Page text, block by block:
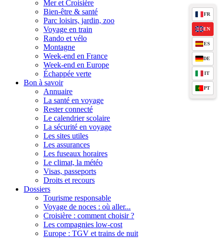
Mer et Croisière
Bien-être & santé
Parc loisirs, jardin, zoo
Voyage en train
Rando et vélo
Montagne
Week-end en France
Week-end en Europe
Échappée verte
Bon à savoir
Annuaire
La santé en voyage
Rester connecté
Le calendrier scolaire
La sécurité en voyage
Les sites utiles
Les assurances
Les fuseaux horaires
Le climat, la météo
Visas, passeports
Droits et recours
Dossiers
Tourisme responsable
Voyage de noces : où aller...
Croisière : comment choisir ?
Les compagnies low-cost
Europe : TGV et trains de nuit
FR
EN
ES
DE
IT
PT